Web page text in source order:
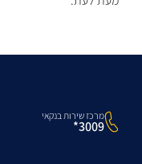
מרכז שירות בנקאי
3009*